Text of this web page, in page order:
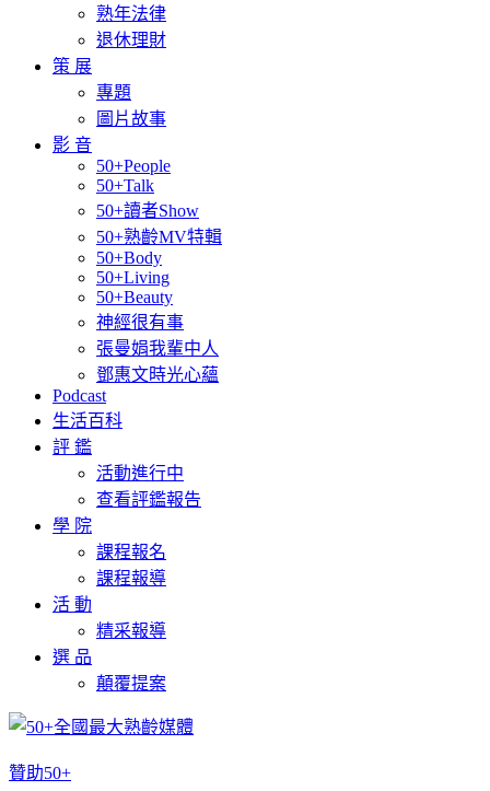
熟年法律
退休理財
策 展
專題
圖片故事
影 音
50+People
50+Talk
50+讀者Show
50+熟齡MV特輯
50+Body
50+Living
50+Beauty
神經很有事
張曼娟我輩中人
鄧惠文時光心蘊
Podcast
生活百科
評 鑑
活動進行中
查看評鑑報告
學 院
課程報名
課程報導
活 動
精采報導
選 品
顛覆提案
贊助50+